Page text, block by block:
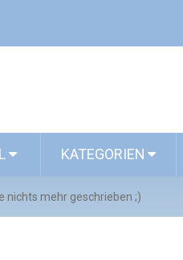
KATEGORIEN
nichts mehr geschrieben ;)